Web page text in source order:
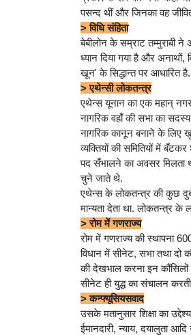
पसन्द थीं और जिनका वह
> विधि संहिता
बेबीलोन के सम्राट तम्मुराबी ने
ध्यान दिया गया है और
खून' के सिद्धान्त पर आधारित
> एथेन्सी लोकतन्त्र
एथेन्स यूनान का एक महान्
नागरिक वहाँ की सभा का
नागरिक कानून बनाने के लिए
व्यक्तियों की समितियों में
पद सँभालने का अवसर मिलता
चुने जाते थे.
एथेन्स के लोकतन्त्र की कुछ
मान्यता देता था. लोकतन्त्र के
> रोम में गणराज्य
रोम में गणराज्य की स्थापना
विधान में सीनेट, सभा तथा दो
की देखभाल करना इन कौंसिलों
सीनेट ही युद्ध का संचालन
> कन्फ्यूसियसवाद
उसके मतानुसार शिक्षा का
ईमानदारी, न्याय, दयालुता